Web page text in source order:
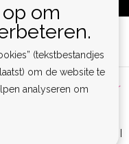
| Sitemap |
Disclaimer
& Kinky Fashion XS-6XL |
om
(tekstbestandjes
om de website te
analyseren om